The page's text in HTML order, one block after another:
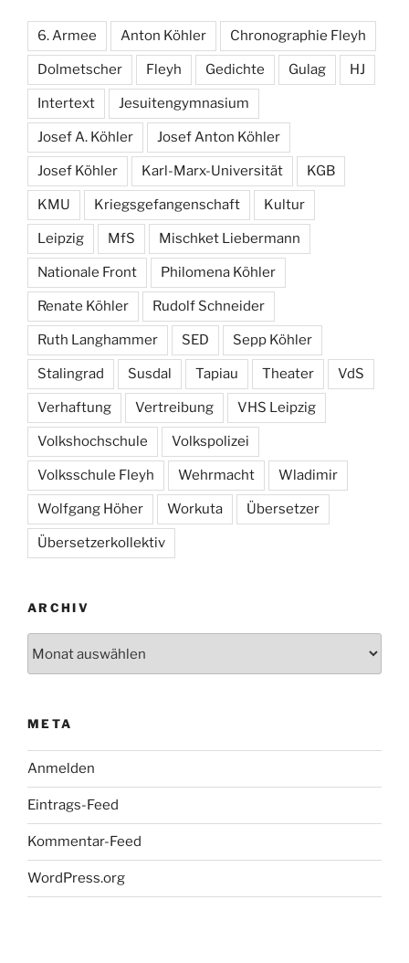
6. Armee Anton Köhler Chronographie Fleyh
Dolmetscher Fleyh Gedichte Gulag HJ
Intertext Jesuitengymnasium
Josef A. Köhler Josef Anton Köhler
Josef Köhler Karl-Marx-Universität KGB
KMU Kriegsgefangenschaft Kultur
Leipzig MfS Mischket Liebermann
Nationale Front Philomena Köhler
Renate Köhler Rudolf Schneider
Ruth Langhammer SED Sepp Köhler
Stalingrad Susdal Tapiau Theater VdS
Verhaftung Vertreibung VHS Leipzig
Volkshochschule Volkspolizei
Volksschule Fleyh Wehrmacht Wladimir
Wolfgang Höher Workuta Übersetzer
Übersetzerkollektiv
ARCHIV
META
Anmelden
Eintrags-Feed
Kommentar-Feed
WordPress.org